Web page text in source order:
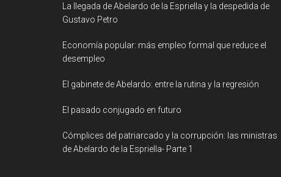
La llegada de Abelardo de la Espriella y la despedida de
Gustavo Petro
Economía popular: más empleo formal que reduce el
desempleo
El gabinete de Abelardo: entre la rutina y la regresión
El pasado conjugado en futuro
Cómplices del patriarcado y la corrupción: las ministras
de Abelardo de la Espriella- Parte 1